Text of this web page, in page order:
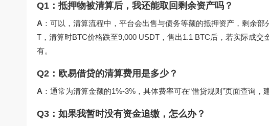
Q1：抵押物被清算后，我还能取回剩余资产吗？
A ：可以，清算流程中，平台会出售与债务等额的抵押资产，剩余
T，清算时BTC价格跌至9,000 USDT，售出1.1 BTC后，若实际成
有。
Q2：欧易借贷的清算费用是多少？
A ：通常为清算金额的1%-3%，具体费率可在“借贷规则”页面查询，
Q3：如果我暂时没有资金追缴，怎么办？